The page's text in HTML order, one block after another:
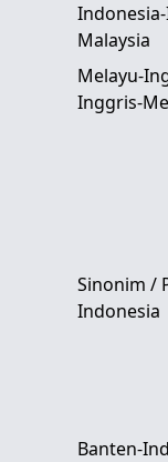
Malaysia
Melayu-
Inggris-
Sinonim /
Indonesia
Banten-